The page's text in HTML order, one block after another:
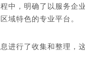
中，明确了以服务企
域特色的专业平台。
进行了收集和整理，